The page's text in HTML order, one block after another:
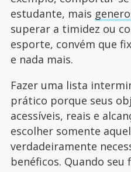
estudante, mais
superar a timidez ou
esporte, convém que
e nada mais.
Fazer uma lista
prático porque seus
acessíveis, reais e
escolher somente
verdadeiramente
benéficos. Quando seu